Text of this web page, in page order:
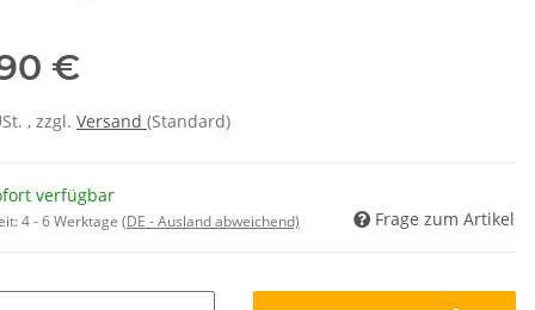
€
, zzgl. Versand (Standard)
verfügbar
4 - 6 Werktage (DE - Ausland abweichend) Frage zum Artikel